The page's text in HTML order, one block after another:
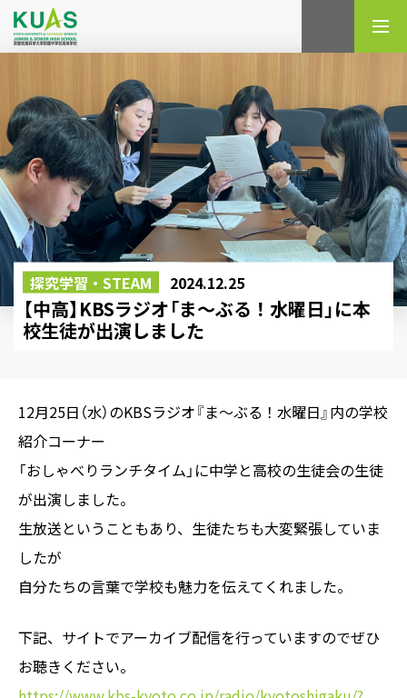
探究学習・STEAM 2024.12.25
【中高】KBSラジオ「ま～ぶる！水曜日」に本
校生徒が出演しました
12月25日（水）のKBSラジオ『ま～ぶる！水曜日』内の学校
紹介コーナー
「おしゃべりランチタイム」に中学と高校の生徒会の生徒
が出演しました。
生放送ということもあり、生徒たちも大変緊張していま
したが
自分たちの言葉で学校も魅力を伝えてくれました。
下記、サイトでアーカイブ配信を行っていますのでぜひ
お聴きください。